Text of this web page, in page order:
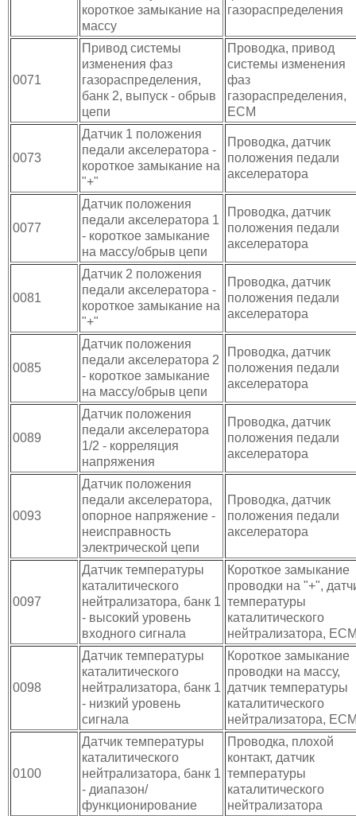
короткое замыкание на
массу
газораспределения
0071
Привод системы
изменения фаз
газораспределения,
банк 2, выпуск - обрыв
цепи
Проводка, привод
системы изменения
фаз
газораспределения,
ECM
0073
Датчик 1 положения
педали акселератора -
короткое замыкание на
"+"
Проводка, датчик
положения педали
акселератора
0077
Датчик положения
педали акселератора 1
- короткое замыкание
на массу/обрыв цепи
Проводка, датчик
положения педали
акселератора
0081
Датчик 2 положения
педали акселератора -
короткое замыкание на
"+"
Проводка, датчик
положения педали
акселератора
0085
Датчик положения
педали акселератора 2
- короткое замыкание
на массу/обрыв цепи
Проводка, датчик
положения педали
акселератора
0089
Датчик положения
педали акселератора
1/2 - корреляция
напряжения
Проводка, датчик
положения педали
акселератора
0093
Датчик положения
педали акселератора,
опорное напряжение -
неисправность
электрической цепи
Проводка, датчик
положения педали
акселератора
0097
Датчик температуры
каталитического
нейтрализатора, банк 1
- высокий уровень
входного сигнала
Короткое замыкание
проводки на "+",
температуры
каталитического
нейтрализатора,
0098
Датчик температуры
каталитического
нейтрализатора, банк 1
- низкий уровень
сигнала
Короткое замыкание
проводки на массу,
датчик температуры
каталитического
нейтрализатора,
0100
Датчик температуры
каталитического
нейтрализатора, банк 1
- диапазон/
функционирование
Проводка, плохой
контакт, датчик
температуры
каталитического
нейтрализатора